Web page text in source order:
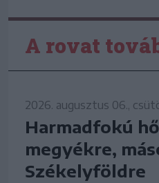
A rovat
2026. augusztus 06.,
Harmadfokú
megyékre,
Székelyföldre